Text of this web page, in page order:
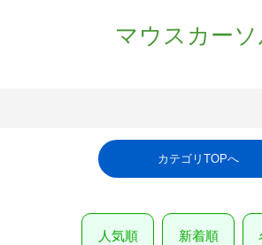
マウスカーソ
カテゴリTOPへ
人気順 新着順